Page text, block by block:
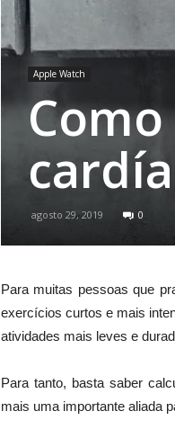
Apple Watch
agosto 29, 2019 0
Para muitas pessoas que
exercícios curtos e mais
atividades mais leves e
Para tanto, basta saber
mais uma importante aliada